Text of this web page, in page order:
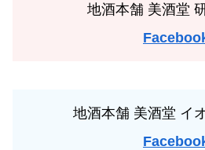
地酒本舗 美酒堂
地酒本舗 美酒堂 イ